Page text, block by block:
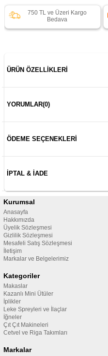
750 TL ve Üzeri Kargo
Bedava
ÜRÜN ÖZELLIKLERI
YORUMLAR(0)
ÖDEME SEÇENEKLERI
İPTAL & İADE
Kurumsal
Anasayfa
Hakkımızda
Üyelik Sözleşmesi
Gizlilik Sözleşmesi
Mesafeli Satış Sözleşmesi
İletişim
Markalar ve Belgelerimiz
Kategoriler
Makaslar
Kazanlı Mini Ütüler
İplikler
Leke Spreyleri ve İlaçlar
İğneler
Çıt Çıt Makineleri
Cetvel ve Riga Takımları
Markalar